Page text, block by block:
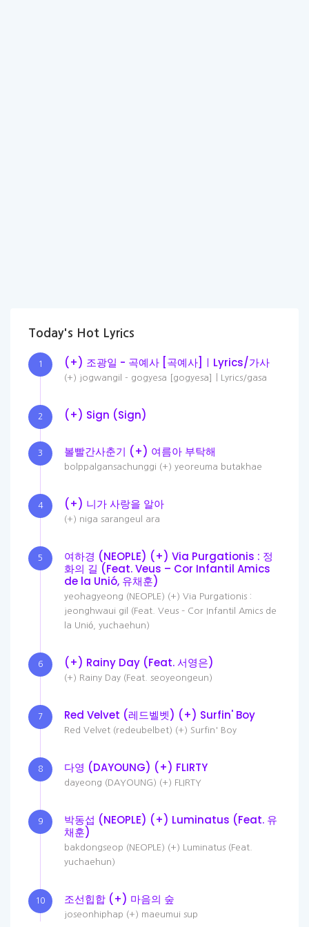
Today's Hot Lyrics
1 (+) 조광일 - 곡예사 [곡예사]ㅣLyrics/가사
(+) jogwangil - gogyesa [gogyesa]ㅣLyrics/gasa
2 (+) Sign (Sign)
3 볼빨간사춘기 (+) 여름아 부탁해
bolppalgansachunggi (+) yeoreuma butakhae
4 (+) 니가 사랑을 알아
(+) niga sarangeul ara
5
여하경 (NEOPLE) (+) Via Purgationis : 정
화의 길 (Feat. Veus – Cor Infantil Amics
de la Unió, 유채훈)
yeohagyeong (NEOPLE) (+) Via Purgationis :
jeonghwaui gil (Feat. Veus – Cor Infantil Amics de
la Unió, yuchaehun)
6 (+) Rainy Day (Feat. 서영은)
(+) Rainy Day (Feat. seoyeongeun)
7 Red Velvet (레드벨벳) (+) Surfin' Boy
Red Velvet (redeubelbet) (+) Surfin' Boy
8 다영 (DAYOUNG) (+) FLIRTY
dayeong (DAYOUNG) (+) FLIRTY
9
박동섭 (NEOPLE) (+) Luminatus (Feat. 유
채훈)
bakdongseop (NEOPLE) (+) Luminatus (Feat.
yuchaehun)
10 조선힙합 (+) 마음의 숲
joseonhiphap (+) maeumui sup